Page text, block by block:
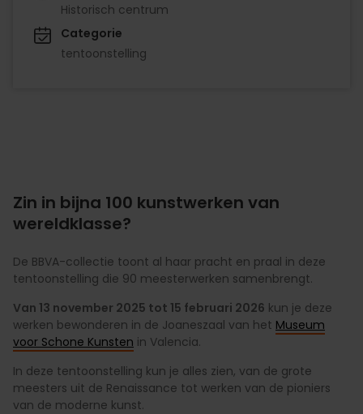
Historisch centrum
Categorie
tentoonstelling
Zin in bijna 100 kunstwerken van
wereldklasse?
De BBVA-collectie toont al haar pracht en praal in deze
tentoonstelling die 90 meesterwerken samenbrengt.
Van 13 november 2025 tot 15 februari 2026 kun je deze
werken bewonderen in de Joaneszaal van het Museum
voor Schone Kunsten in Valencia.
In deze tentoonstelling kun je alles zien, van de grote
meesters uit de Renaissance tot werken van de pioniers
van de moderne kunst.